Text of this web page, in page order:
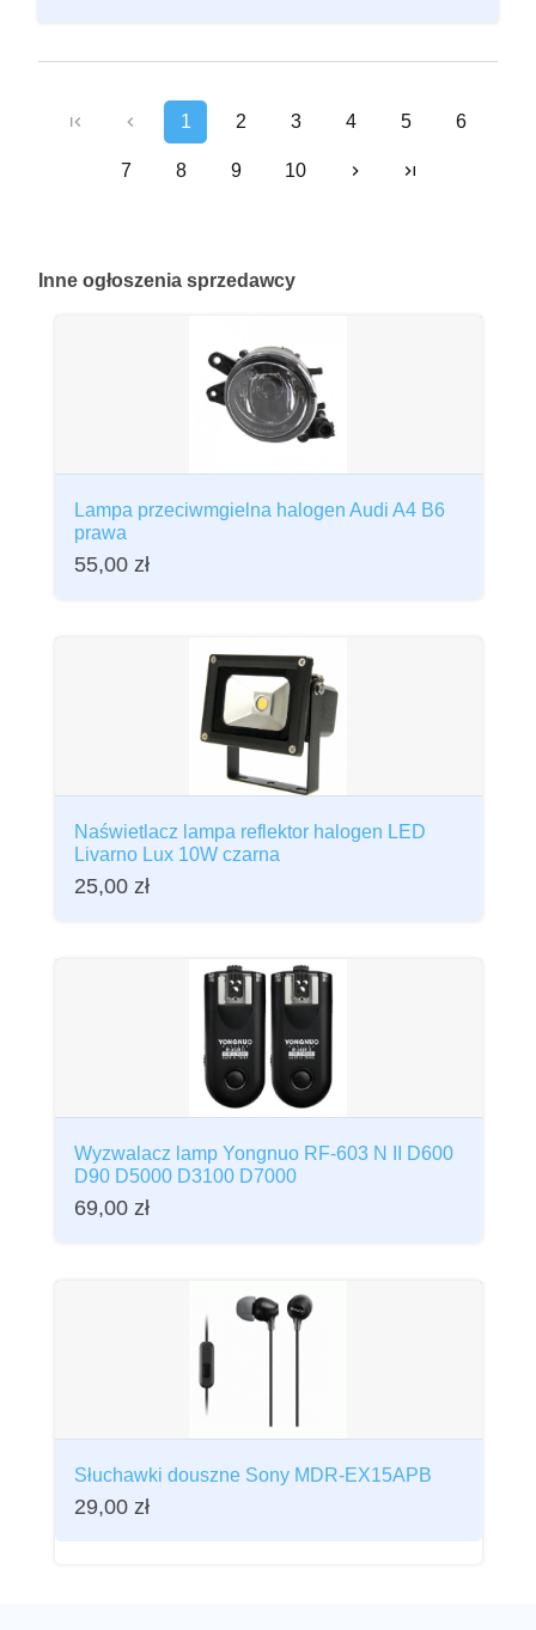
1 2 3 4 5 6
7 8 9 10
Inne ogłoszenia sprzedawcy
Lampa przeciwmgielna halogen Audi A4 B6
prawa
55,00 zł
Naświetlacz lampa reflektor halogen LED
Livarno Lux 10W czarna
25,00 zł
Wyzwalacz lamp Yongnuo RF-603 N II D600
D90 D5000 D3100 D7000
69,00 zł
Słuchawki douszne Sony MDR-EX15APB
29,00 zł